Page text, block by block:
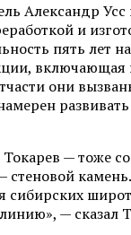
Александр
и
пять лет
они
— тоже
— сказал